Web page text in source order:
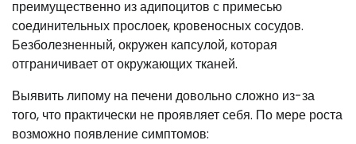
преимущественно из адипоцитов с примесью
соединительных прослоек, кровеносных сосудов.
Безболезненный, окружен капсулой, которая
отграничивает от окружающих тканей.
Выявить липому на печени довольно сложно из-за
того, что практически не проявляет себя. По мере роста
возможно появление симптомов: